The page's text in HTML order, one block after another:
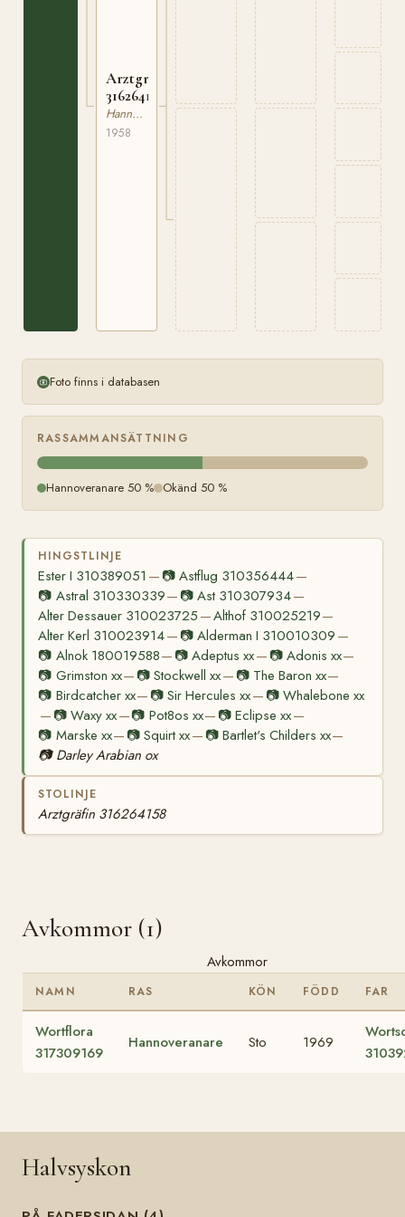
Arztgräfin
316264158
Hannoveranare
1958
Foto finns i databasen
RASSAMMANSÄTTNING
Hannoveranare 50 % Okänd 50 %
HINGSTLINJE
Ester I 310389051 — 📷Astflug 310356444—
📷 Astral 310330339— 📷Ast 310307934—
Alter Dessauer 310023725 —Althof 310025219—
Alter Kerl 310023914— 📷Alderman I 310010309 —
📷 Alnok 180019588— 📷Adeptus xx— 📷 Adonis xx—
📷 Grimston xx— 📷Stockwell xx— 📷 The Baron xx—
📷 Birdcatcher xx— 📷Sir Hercules xx— 📷 Whalebone xx
— 📷Waxy xx—📷 Pot8os xx— 📷Eclipse xx—
📷 Marske xx— 📷Squirt xx— 📷 Bartlet's Childers xx—
📷 Darley Arabian ox
STOLINJE
Arztgräfin 316264158
Avkommor (1)
Avkommor
NAMN RAS KÖN FÖDD FAR
Wortflora
317309169
Hannoveranare Sto 1969
Halvsyskon